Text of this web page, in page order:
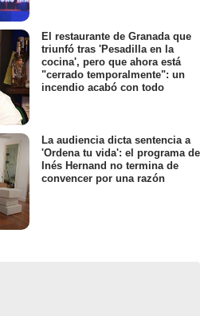
El restaurante de Granada que
triunfó tras 'Pesadilla en la
cocina', pero que ahora está
"cerrado temporalmente": un
incendio acabó con todo
La audiencia dicta sentencia a
'Ordena tu vida': el programa de
Inés Hernand no termina de
convencer por una razón